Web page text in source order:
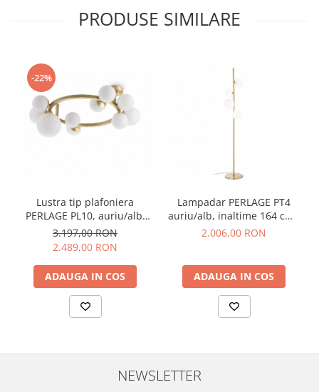
PRODUSE SIMILARE
-22%
Lustra tip plafoniera
PERLAGE PL10, auriu/alb,
10*G9, lungime 70 cm -
IDEAL LUX
3.197,00 RON
2.489,00 RON
ADAUGA IN COS
Lampadar PERLAGE PT4
auriu/alb, inaltime 164 cm -
IDEAL LUX
2.006,00 RON
ADAUGA IN COS
NEWSLETTER